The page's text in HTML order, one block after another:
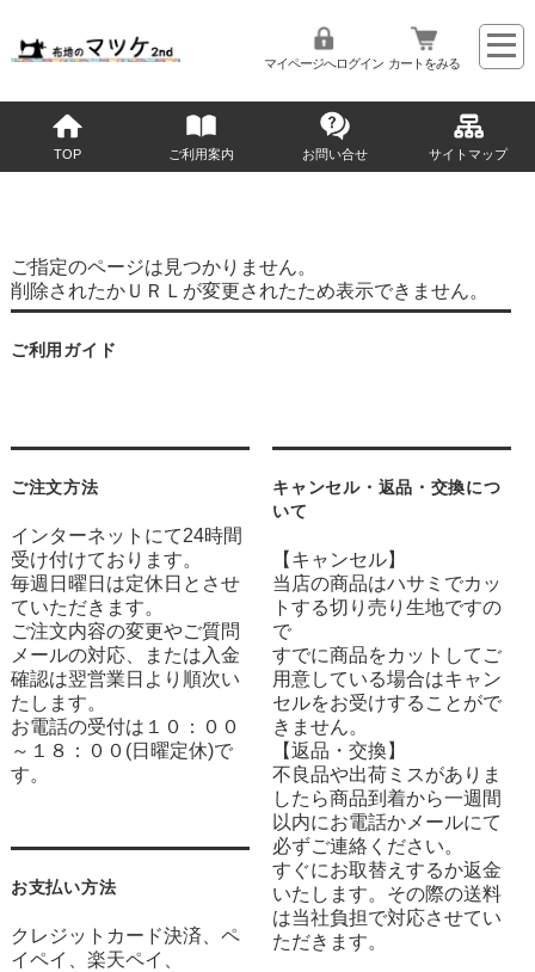
マイページへログイン カートをみる
TOP ご利用案内 お問い合せ サイトマップ
ご指定のページは見つかりません。
削除されたかＵＲＬが変更されたため表示できません。
ご利用ガイド
ご注文方法
インターネットにて24時間
受け付けております。
毎週日曜日は定休日とさせ
ていただきます。
ご注文内容の変更やご質問
メールの対応、または入金
確認は翌営業日より順次い
たします。
お電話の受付は１０：００
～１８：００(日曜定休)で
す。
お支払い方法
クレジットカード決済、ペ
イペイ、楽天ペイ、
キャンセル・返品・交換につ
いて
【キャンセル】
当店の商品はハサミでカッ
トする切り売り生地ですの
で
すでに商品をカットしてご
用意している場合はキャン
セルをお受けすることがで
きません。
【返品・交換】
不良品や出荷ミスがありま
したら商品到着から一週間
以内にお電話かメールにて
必ずご連絡ください。
すぐにお取替えするか返金
いたします。その際の送料
は当社負担で対応させてい
ただきます。